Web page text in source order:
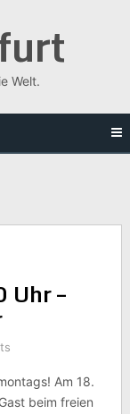
Welt.
–
Am 18.
beim freien